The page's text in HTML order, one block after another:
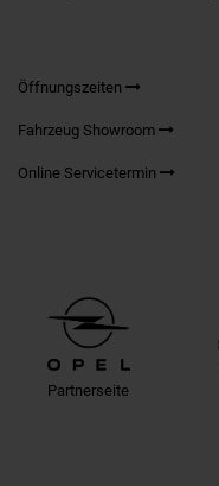
Öffnungszeiten
Fahrzeug Showroom
Online Servicetermin
Partnerseite